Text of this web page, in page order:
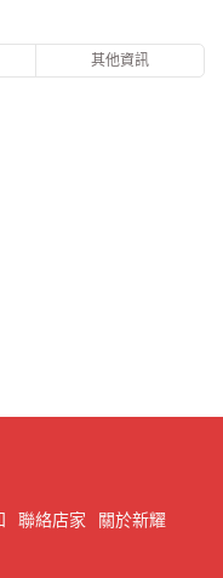
其他資訊
聯絡店家
關於新耀